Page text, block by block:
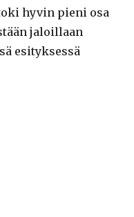
hyvin pieni osa
jaloillaan
esityksessä